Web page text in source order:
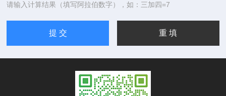
请输入计算结果（填写阿拉伯数字），如：三加四=7